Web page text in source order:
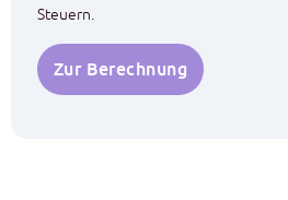
Steuern.
Zur Berechnung